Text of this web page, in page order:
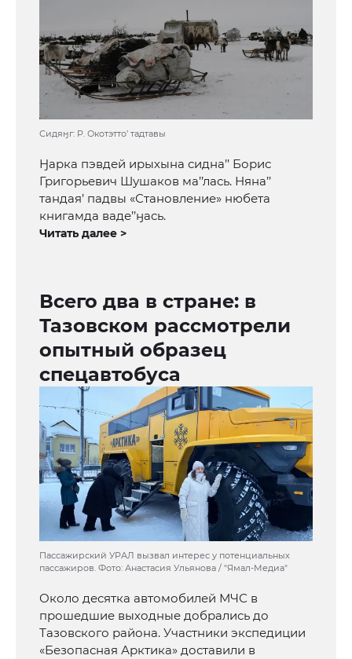
Сидяӈг: Р. Окотэтто’ тадтавы
Ӈарка пэвдей ирыхына сидна’’ Борис
Григорьевич Шушаков ма’’лась. Няна’’
тандая’ падвы «Становление» нюбета
книгамда ваде’’ӈась.
Читать далее >
Всего два в стране: в
Тазовском рассмотрели
опытный образец
спецавтобуса
Пассажирский УРАЛ вызвал интерес у потенциальных
пассажиров. Фото: Анастасия Ульянова / "Ямал-Медиа"
Около десятка автомобилей МЧС в
прошедшие выходные добрались до
Тазовского района. Участники экспедиции
«Безопасная Арктика» доставили в